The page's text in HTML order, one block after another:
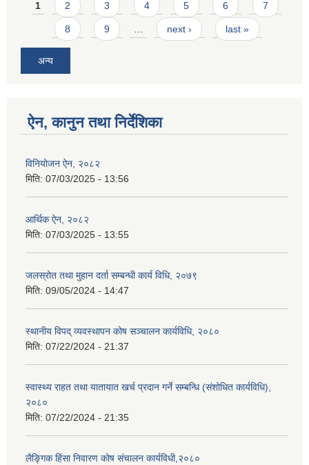
Pages
1 2 3 4 5 6 7
8 9 next › last »
अन्य
ऐन, कानुन तथा निर्देशिका
विनियोजन ऐन, २०८२
मिति: 07/03/2025 - 13:56
आर्थिक ऐन, २०८२
मिति: 07/03/2025 - 13:55
जलस्रोत तथा मुहान दर्ता सम्बन्धी कार्य विधि, २०७९
मिति: 09/05/2024 - 14:47
स्थानीय विपद् व्यवस्थापन कोष सञ्चालन कार्यविधि, २०८०
मिति: 07/22/2024 - 21:37
स्वास्थ्य राहत तथा यातायात खर्च प्रदान गर्ने सम्बन्धि (संशोधित कार्यविधि),
२०८०
मिति: 07/22/2024 - 21:35
लैङ्गिक हिंसा निवारण कोष संचालन कार्यविधी,२०८०